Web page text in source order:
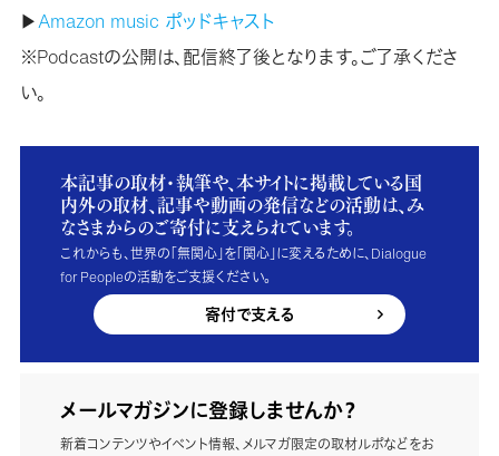
▶Amazon music ポッドキャスト
※Podcastの公開は、配信終了後となります。ご了承くださ
い。
本記事の取材・執筆や、本サイトに掲載している国
内外の取材、記事や動画の発信などの活動は、み
なさまからのご寄付に支えられています。
これからも、世界の「無関心」を「関心」に変えるために、Dialogue
for Peopleの活動をご支援ください。
寄付で支える
メールマガジンに登録しませんか？
新着コンテンツやイベント情報、メルマガ限定の取材ルポなどをお